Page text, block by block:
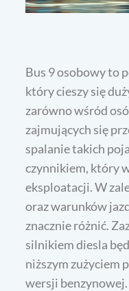
Bus 9 osobowy to
który cieszy się
zarówno wśród
zajmujących się
spalanie takich
czynnikiem, który
eksploatacji. W
oraz warunków
znacznie różnić.
silnikiem diesla
niższym zużyciem
wersji